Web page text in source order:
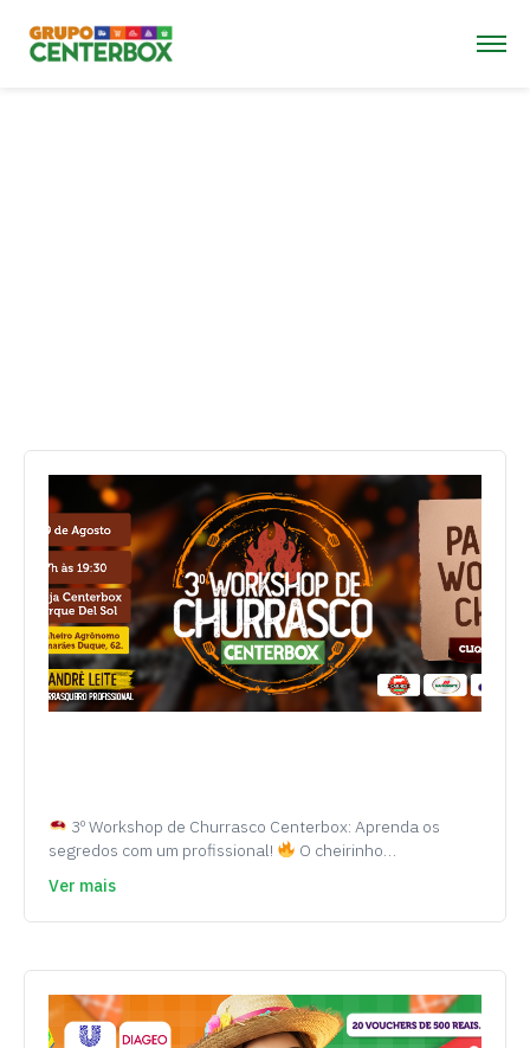
3º Workshop de Churrasco Centerbox: Aprenda os
segredos com um profissional!
O cheirinho…
Ver mais